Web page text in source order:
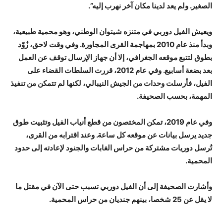
الصغير. ولم يعد لدينا مكان آخر نهرب إليه”.
ويعيش الفيل دوربي في متنزه شيتوان الوطني، وهو محمية طبيعية،
وبدأ منذ عام 2010 بمهاجمة القرى المجاورة. وفي وقت لاحق، زُوّد
بطوق لتتبع موقعه الجغرافي، إلا أن جهاز الإرسال توقف عن العمل
بعد بضعة أسابيع. وفي عام 2012، قررت السلطات القضاء على
الفيل، فأرسلت وحدات من الجيش النيبالي، لكنها لم تتمكن من تنفيذ
المهمة، بحسب الصحيفة.
وفي عام 2019، تمكن المختصون من قطع أنياب الفيل وتثبيت طوق
جديد يرسل بيانات عن موقعه كل ساعة. وعند اقترابه من القرى،
تُرسل دوريات مشتركة من حراس الغابات والجنود لإعادته إلى حدود
المحمية.
وأشارت الصحيفة إلى أن الفيل دوربي تسبب حتى الآن في مقتل ما
لا يقل عن 25 شخصا، بينهم جنديان من حراس المحمية.